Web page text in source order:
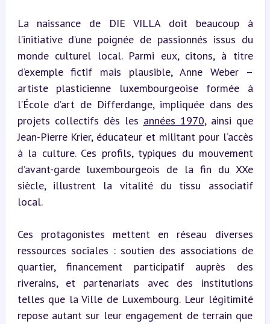
La naissance de DIE VILLA doit beaucoup à
l’initiative d’une poignée de passionnés issus du
monde culturel local. Parmi eux, citons, à titre
d’exemple fictif mais plausible, Anne Weber –
artiste plasticienne luxembourgeoise formée à
l’École d’art de Differdange, impliquée dans des
projets collectifs dès les années 1970, ainsi que
Jean-Pierre Krier, éducateur et militant pour l’accès
à la culture. Ces profils, typiques du mouvement
d’avant-garde luxembourgeois de la fin du XXe
siècle, illustrent la vitalité du tissu associatif
local.
Ces protagonistes mettent en réseau diverses
ressources sociales : soutien des associations de
quartier, financement participatif auprès des
riverains, et partenariats avec des institutions
telles que la Ville de Luxembourg. Leur légitimité
repose autant sur leur engagement de terrain que